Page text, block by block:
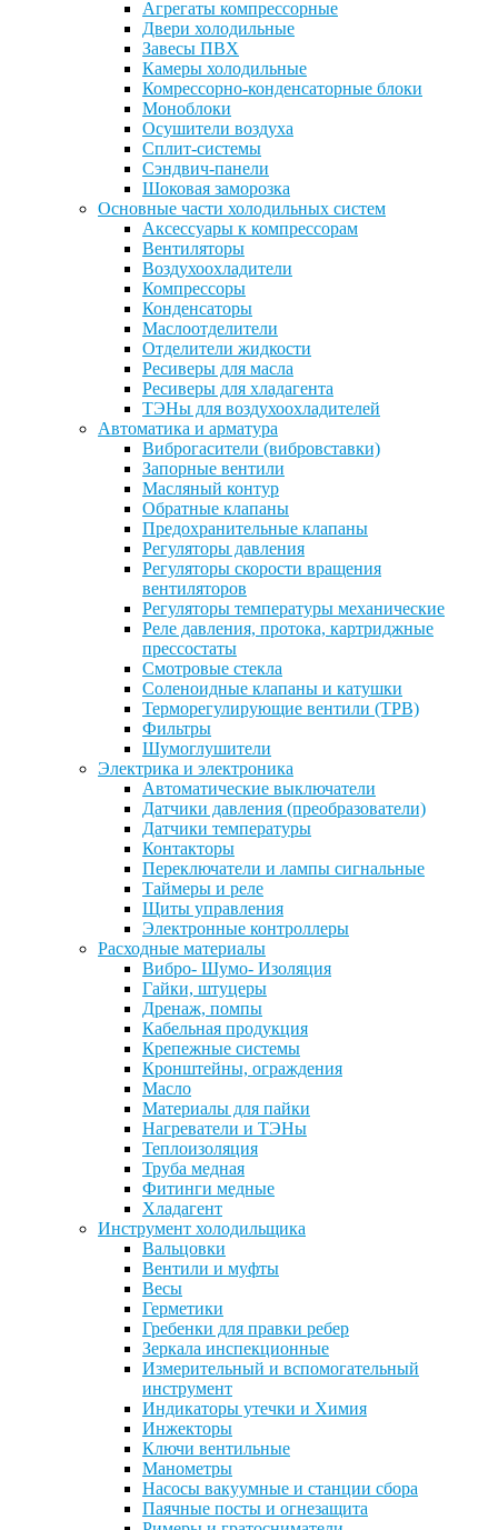
Агрегаты компрессорные
Двери холодильные
Завесы ПВХ
Камеры холодильные
Комрессорно-конденсаторные блоки
Моноблоки
Осушители воздуха
Сплит-системы
Сэндвич-панели
Шоковая заморозка
Основные части холодильных систем
Аксессуары к компрессорам
Вентиляторы
Воздухоохладители
Компрессоры
Конденсаторы
Маслоотделители
Отделители жидкости
Ресиверы для масла
Ресиверы для хладагента
ТЭНы для воздухоохладителей
Автоматика и арматура
Виброгасители (вибровставки)
Запорные вентили
Масляный контур
Обратные клапаны
Предохранительные клапаны
Регуляторы давления
Регуляторы скорости вращения
вентиляторов
Регуляторы температуры механические
Реле давления, протока, картриджные
прессостаты
Смотровые стекла
Соленоидные клапаны и катушки
Терморегулирующие вентили (ТРВ)
Фильтры
Шумоглушители
Электрика и электроника
Автоматические выключатели
Датчики давления (преобразователи)
Датчики температуры
Контакторы
Переключатели и лампы сигнальные
Таймеры и реле
Щиты управления
Электронные контроллеры
Расходные материалы
Вибро- Шумо- Изоляция
Гайки, штуцеры
Дренаж, помпы
Кабельная продукция
Крепежные системы
Кронштейны, ограждения
Масло
Материалы для пайки
Нагреватели и ТЭНы
Теплоизоляция
Труба медная
Фитинги медные
Хладагент
Инструмент холодильщика
Вальцовки
Вентили и муфты
Весы
Герметики
Гребенки для правки ребер
Зеркала инспекционные
Измерительный и вспомогательный
инструмент
Индикаторы утечки и Химия
Инжекторы
Ключи вентильные
Манометры
Насосы вакуумные и станции сбора
Паячные посты и огнезащита